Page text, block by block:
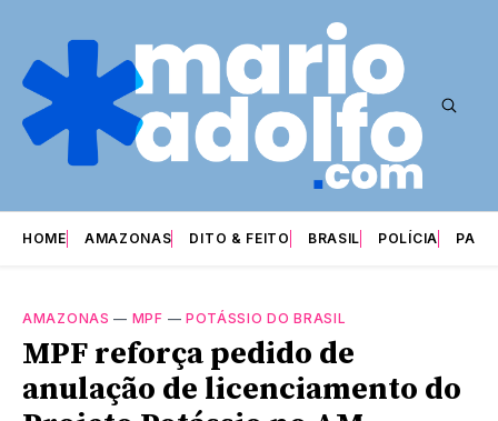
HOME AMAZONAS DITO & FEITO BRASIL POLÍCIA
AMAZONAS — MPF — POTÁSSIO DO BRASIL
MPF reforça pedido de
anulação de licenciamento do